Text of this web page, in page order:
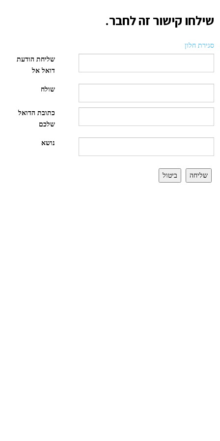
שילחו קישור זה לחבר.
סגירת חלון
שליחת הודעת
דואל אל
שולח
כתובת הדואל
שלכם
נושא
שליחה ביטול